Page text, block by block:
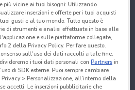
più vicine ai tuoi bisogni: Utilizzando
inserzioni e offerte per i tuoi acquisti
gusti e al tuo mondo. Tutto questo è
di strumenti e analisi effettuate in base alle
e sulle piattaforme collegate,
2 della Privacy Policy. Per fare questo,
sull'uso dei dati raccolti a tale fine.
i tuoi dati personali conPartnersin
di SDK esterne. Puoi sempre cambiare
> Personalizzazione, all’interno della
accetti: Le inserzioni pubblicitarie che